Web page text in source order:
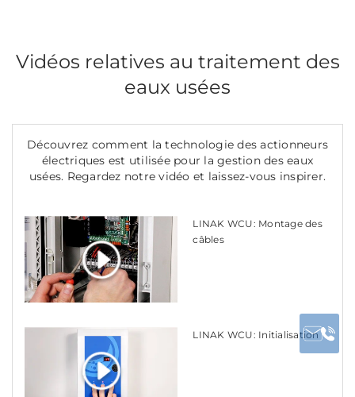
Vidéos relatives au traitement des
eaux usées
Découvrez comment la technologie des actionneurs
électriques est utilisée pour la gestion des eaux
usées. Regardez notre vidéo et laissez-vous inspirer.
LINAK WCU: Montage des
câbles
LINAK WCU: Initialisation